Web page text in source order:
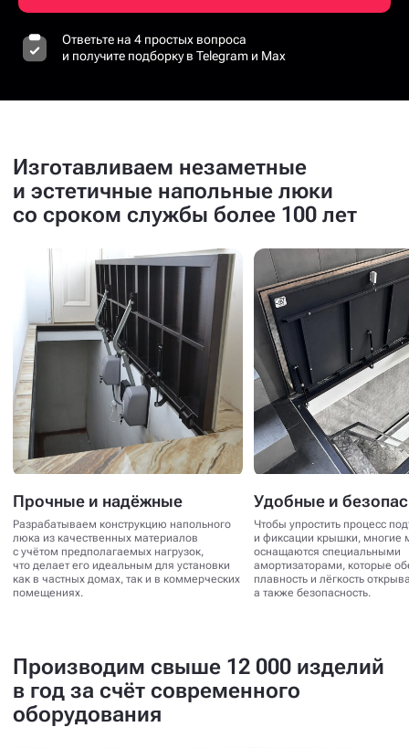
Ответьте на 4 простых вопроса
и получите подборку в Telegram и Max
Изготавливаем незаметные
и эстетичные напольные люки
со сроком службы более 100 лет
Прочные и надёжные
Разрабатываем конструкцию напольного
люка из качественных материалов
с учётом предполагаемых нагрузок,
что делает его идеальным для установки
как в частных домах, так и в коммерческих
помещениях.
Удобные и
Чтобы упростить процесс
и фиксации крышки, многие
оснащаются специальными
амортизаторами, которые
плавность и лёгкость
а также безопасность.
Производим свыше 12 000 изделий
в год за счёт современного
оборудования